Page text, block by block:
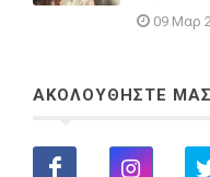
09 Μαρ
ΑΚΟΛΟΥΘΗΣΤΕ ΜΑΣ